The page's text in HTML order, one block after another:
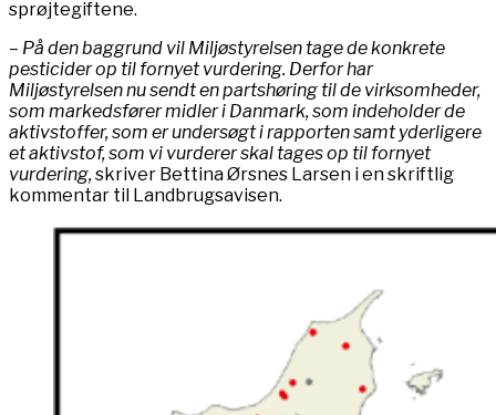
sprøjtegiftene.
– På den baggrund vil Miljøstyrelsen tage de konkrete
pesticider op til fornyet vurdering. Derfor har
Miljøstyrelsen nu sendt en partshøring til de virksomheder,
som markedsfører midler i Danmark, som indeholder de
aktivstoffer, som er undersøgt i rapporten samt yderligere
et aktivstof, som vi vurderer skal tages op til fornyet
vurdering,skriver Bettina Ørsnes Larsen i en skriftlig
kommentar til Landbrugsavisen.